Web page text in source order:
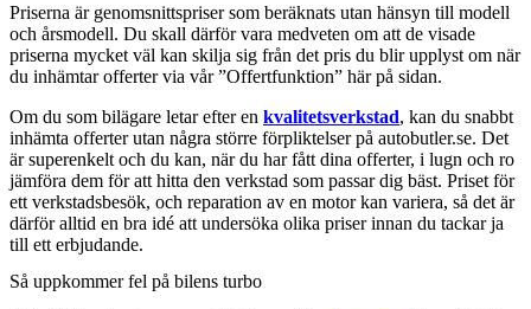
Priserna är genomsnittspriser som beräknats utan hänsyn till modell
och årsmodell. Du skall därför vara medveten om att de visade
priserna mycket väl kan skilja sig från det pris du blir upplyst om när
du inhämtar offerter via vår ”Offertfunktion” här på sidan.
Om du som bilägare letar efter en kvalitetsverkstad, kan du snabbt
inhämta offerter utan några större förpliktelser på autobutler.se. Det
är superenkelt och du kan, när du har fått dina offerter, i lugn och ro
jämföra dem för att hitta den verkstad som passar dig bäst. Priset för
ett verkstadsbesök, och reparation av en motor kan variera, så det är
därför alltid en bra idé att undersöka olika priser innan du tackar ja
till ett erbjudande.
Så uppkommer fel på bilens turbo